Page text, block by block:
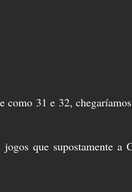
31 e 32,
que supostamente a